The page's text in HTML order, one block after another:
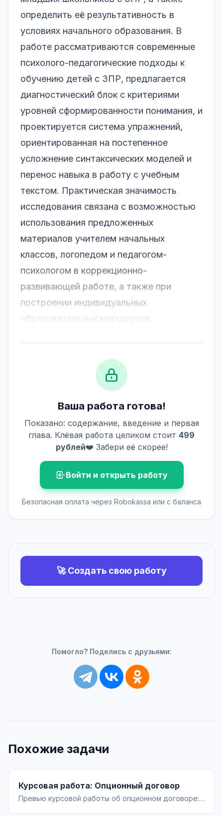
определить её результативность в
условиях начального образования. В
работе рассматриваются современные
психолого-педагогические подходы к
обучению детей с ЗПР, предлагается
диагностический блок с критериями
уровней сформированности понимания, и
проектируется система упражнений,
ориентированная на постепенное
усложнение синтаксических моделей и
перенос навыка в работу с учебным
текстом. Практическая значимость
исследования связана с возможностью
использования предложенных
материалов учителем начальных
классов, логопедом и педагогом-
психологом в коррекционно-
развивающей работе, а также при
построении индивидуальных
образовательных маршрутов.
Ваша работа готова!
Показано: содержание, введение и первая
глава. Клёвая работа целиком стоит 499
рублей❤️ Забери её скорее!
Войти и открыть работу
Безопасная оплата через Robokassa или с баланса
🚀 Создать свою работу
Помогло? Поделись с друзьями:
Похожие задачи
Курсовая работа: Опционный договор
Превью курсовой работы об опционном договоре: